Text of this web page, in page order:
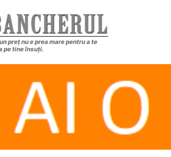
preț nu e prea mare pentru a te
pe tine însuți.